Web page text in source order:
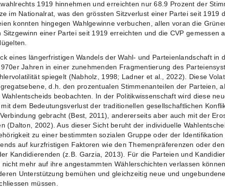
1919 hinnehmen und erreichten nur 68.9 Prozent der
im Nationalrat, was den grössten Sitzverlust einer Partei seit 1919
konnten hingegen Wahlgewinne verbuchen, allen voran die
Sitzgewinn einer Partei seit 1919 erreichten und die CVP gemessen
eines längerfristigen Wandels der Wahl- und Parteienlandschaft in
Jahren in einer zunehmenden Fragmentierung des
spiegelt (Nabholz, 1998; Ladner et al., 2022). Diese
d.h. den prozentualen Stimmenanteilen der Parteien,
beobachten. In der Politikwissenschaft wird diese
dem Bedeutungsverlust der traditionellen gesellschaftlichen
gebracht (Best, 2011), andererseits aber auch mit der
(Dalton, 2002). Aus dieser Sicht beruht der individuelle
zu einer bestimmten sozialen Gruppe oder der Identifikation
auf kurzfristigen Faktoren wie den Themenpräferenzen oder den
Kandidierenden (z.B. Garzia, 2013). Für die Parteien und
mehr auf ihre angestammten Wählerschichten verlassen
Unterstützung bemühen und gleichzeitig neue und ungebundene
müssen.